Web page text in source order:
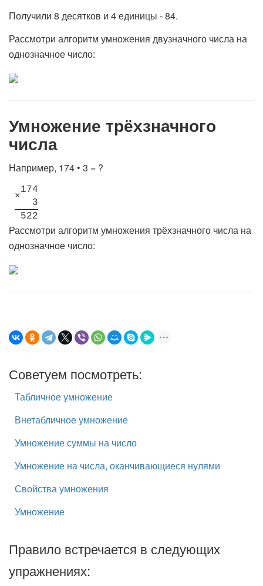
Получили 8 десятков и 4 единицы - 84.
Рассмотри алгоритм умножения двузначного числа на
однозначное число:
Умножение трёхзначного
числа
Например, 174 • 3 = ?
×
174
3
522
Рассмотри алгоритм умножения трёхзначного числа на
однозначное число:
Советуем посмотреть:
Табличное умножение
Внетабличное умножение
Умножение суммы на число
Умножение на числа, оканчивающиеся нулями
Свойства умножения
Умножение
Правило встречается в следующих
упражнениях: